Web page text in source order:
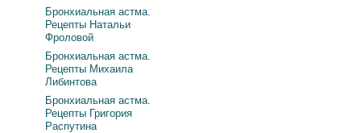
Бронхиальная астма.
Рецепты Натальи
Фроловой
Бронхиальная астма.
Рецепты Михаила
Либинтова
Бронхиальная астма.
Рецепты Григория
Распутина